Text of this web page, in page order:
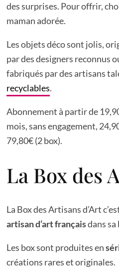
des surprises. Pour offrir,
maman adorée.
Les objets déco sont jolis,
par des designers reconnus
fabriqués par des artisans
recyclables.
Abonnement à partir de
mois, sans engagement,
79,80€ (2 box).
La Box des
La Box des Artisans d’Art
artisan d’art françaisdans
Les box sont produites en
créations rares et originales.